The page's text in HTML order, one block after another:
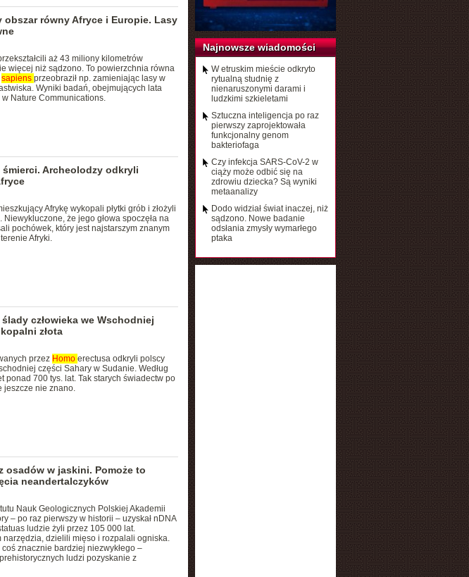
obszar równy Afryce i Europie. Lasy
aż 43 miliony kilometrów
więcej niż sądzono. To powierzchnia równa
sapiens przeobraził np. zamieniając lasy w
Wyniki badań, obejmujących lata
w Nature Communications.
śmierci. Archeolodzy odkryli
Afrykę wykopali płytki grób i złożyli
że jego głowa spoczęła na
pochówek, który jest najstarszym znanym
Afryki.
człowieka we Wschodniej
złota
przez Homo erectusa odkryli polscy
części Sahary w Sudanie. Według
ponad 700 tys. lat. Tak starych świadectw po
jeszcze nie znano.
osadów w jaskini. Pomoże to
neandertalczyków
Nauk Geologicznych Polskiej Akademii
– po raz pierwszy w historii – uzyskał nDNA
ludzie żyli przez 105 000 lat.
narzędzia, dzielili mięso i rozpalali ogniska.
znacznie bardziej niezwykłego –
ludzi pozyskanie z
Najnowsze wiadomości
W etruskim mieście odkryto
rytualną studnię z
nienaruszonymi darami i
ludzkimi szkieletami
Sztuczna inteligencja po raz
pierwszy zaprojektowała
funkcjonalny genom
bakteriofaga
Czy infekcja SARS-CoV-2 w
ciąży może odbić się na
zdrowiu dziecka? Są wyniki
metaanalizy
Dodo widział świat inaczej, niż
sądzono. Nowe badanie
odsłania zmysły wymarłego
ptaka